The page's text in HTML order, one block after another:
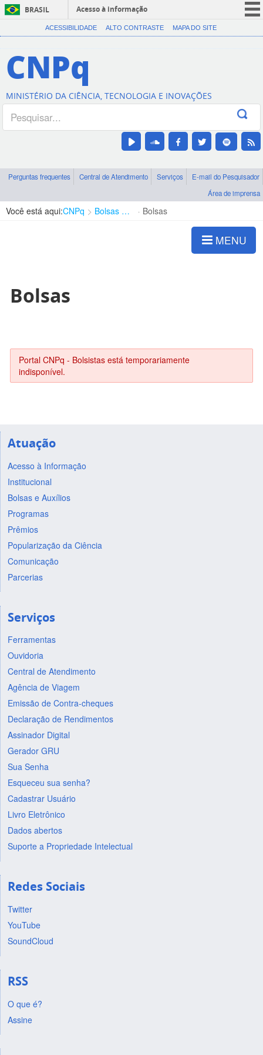
BRASIL
Acesso à informação
CORONAVÍRUS (COVID-19)
Canais
ACESSIBILIDADE ALTO CONTRASTE MAPA DO SITE
CNPq
MINISTÉRIO DA CIÊNCIA, TECNOLOGIA E INOVAÇÕES
Perguntas frequentes Central de Atendimento Serviços
E-mail do Pesquisador
Área de imprensa
Você está aqui:CNPq Bolsas e Auxílios Vigentes Bolsas
MENU
Bolsas
Portal CNPq - Bolsistas está temporariamente
indisponível.
Atuação
Acesso à Informação
Institucional
Bolsas e Auxílios
Programas
Prêmios
Popularização da Ciência
Comunicação
Parcerias
Serviços
Ferramentas
Ouvidoria
Central de Atendimento
Agência de Viagem
Emissão de Contra-cheques
Declaração de Rendimentos
Assinador Digital
Gerador GRU
Sua Senha
Esqueceu sua senha?
Cadastrar Usuário
Livro Eletrônico
Dados abertos
Suporte a Propriedade Intelectual
Redes Sociais
Twitter
YouTube
SoundCloud
RSS
O que é?
Assine